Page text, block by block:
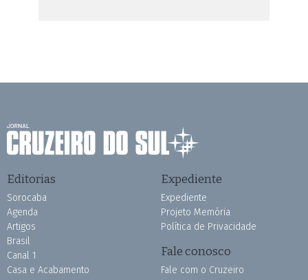
Editorias
Sorocaba
Agenda
Artigos
Brasil
Canal 1
Casa e Acabamento
Expediente
Expediente
Projeto Memória
Política de Privacidade
Fale conosco
Fale com o Cruzeiro